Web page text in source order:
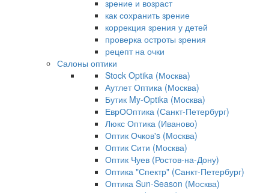
зрение и возраст
как сохранить зрение
коррекция зрения у детей
проверка остроты зрения
рецепт на очки
Салоны оптики
Stock Optika (Москва)
Аутлет Оптика (Москва)
Бутик My-Optika (Москва)
ЕврООптика (Санкт-Петербург)
Люкс Оптика (Иваново)
Оптик Очков's (Москва)
Оптик Сити (Москва)
Оптик Чуев (Ростов-на-Дону)
Оптика "Спектр" (Санкт-Петербург)
Оптика Sun-Season (Москва)